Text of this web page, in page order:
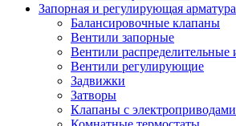
Запорная и регулирующая арматура
Балансировочные клапаны
Вентили запорные
Вентили распределительные
Вентили регулирующие
Задвижки
Затворы
Клапаны с электроприводами